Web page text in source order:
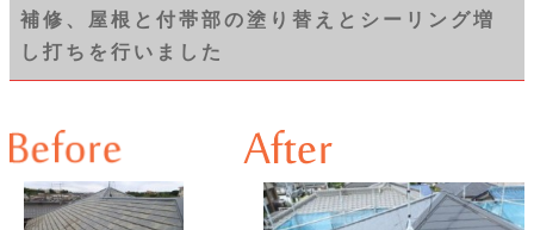
補修、屋根と付帯部の塗り替えとシーリング増
し打ちを行いました